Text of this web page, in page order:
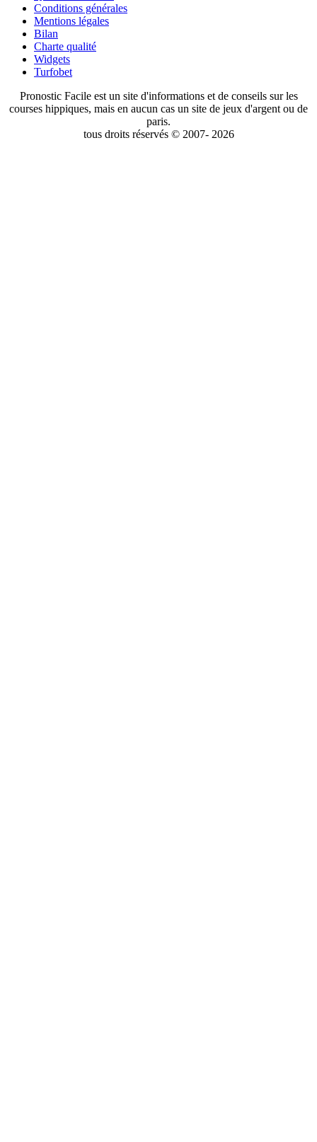
Conditions générales
Mentions légales
Bilan
Charte qualité
Widgets
Turfobet
Pronostic Facile est un site d'informations et de conseils sur les
courses hippiques, mais en aucun cas un site de jeux d'argent ou de
paris.
tous droits réservés © 2007- 2026